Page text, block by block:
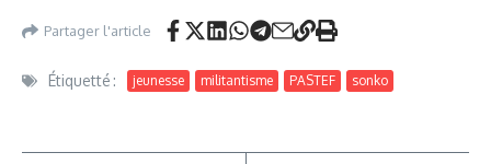
Partager l'article
Étiquetté : jeunesse militantisme PASTEF sonko